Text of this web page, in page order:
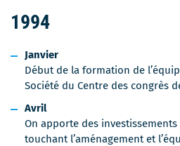
1994
Janvier
Début de la formation de
Société du Centre des congrès
Avril
On apporte des
touchant l’aménagement et